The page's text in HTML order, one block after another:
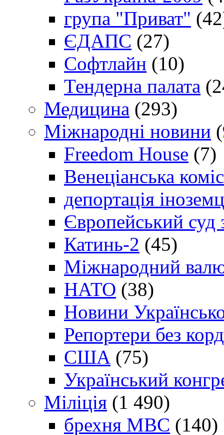
група "Приват"
ЄДАПС (27)
Софтлайн (10)
Тендерна палата
Медицина (293)
Міжнародні новини
Freedom House (7)
Венеціанська
депортація
Європейський
Катинь-2 (45)
Міжнародний
НАТО (38)
Новини
Репортери без
США (75)
Український
Міліція (1 490)
брехня МВС (140)